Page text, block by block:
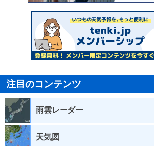
注目のコンテンツ
雨雲レーダー
天気図